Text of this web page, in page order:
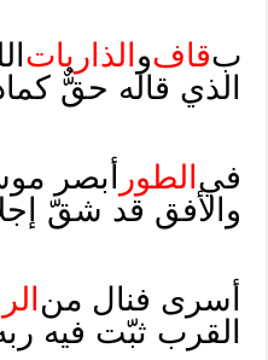
بقافو الذاريات
الذي قاله حقٌّ كما
في الطور أبصر
والأفق قد شقّ
أسرى فنال من
القرب ثبّت فيه